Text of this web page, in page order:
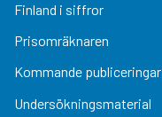
Finland i siffror
Prisomräknaren
Kommande publiceringar
Undersökningsmaterial